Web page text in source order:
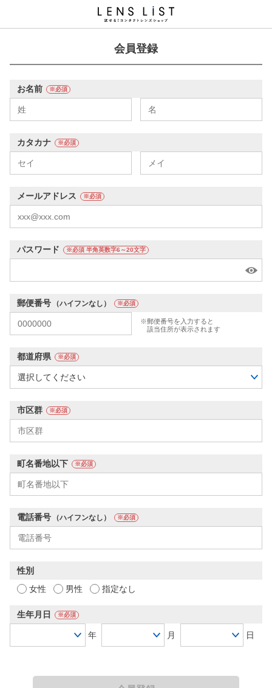
会員登録
お名前 ※必須
カタカナ ※必須
メールアドレス ※必須
パスワード ※必須 半角英数字6～20文字
郵便番号 （ハイフンなし） ※必須
※郵便番号を入力すると
該当住所が表示されます
都道府県 ※必須
市区群 ※必須
町名番地以下 ※必須
電話番号 （ハイフンなし） ※必須
性別
女性
男性 指定なし
生年月日 ※必須
年 月 日